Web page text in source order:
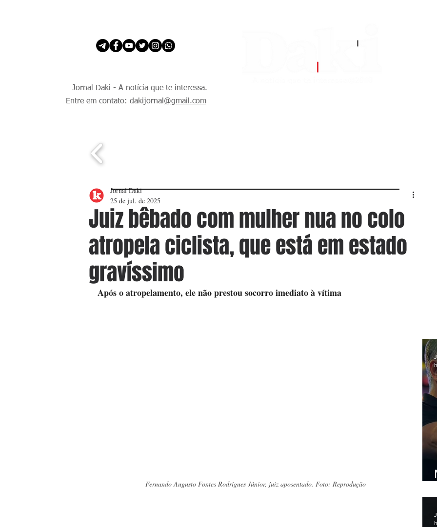
Jornal Daki - A notícia que te interessa.
Entre em contato: dakijornal @gmail.com
Juiz bêbado com mulher nua no colo
atropela ciclista, que está em estado
gravíssimo
Jornal Daki
25 de jul. de 2025
Após o atropelamento, ele não prestou socorro imediato à vítima
Fernando Augusto Fontes Rodrigues Júnior, juiz aposentado. Foto: Reprodução